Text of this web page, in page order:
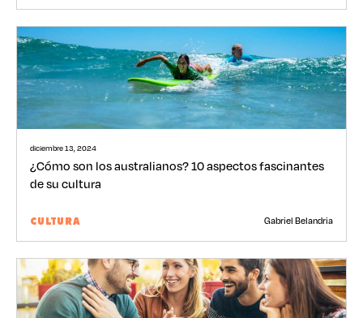
diciembre 13, 2024
¿Cómo son los australianos? 10 aspectos fascinantes
de su cultura
CULTURA Gabriel Belandria